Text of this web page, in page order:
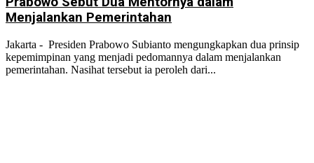
Menjalankan Pemerintahan
Jakarta - Presiden Prabowo Subianto mengungkapkan dua prinsip
kepemimpinan yang menjadi pedomannya dalam menjalankan
pemerintahan. Nasihat tersebut ia peroleh dari...